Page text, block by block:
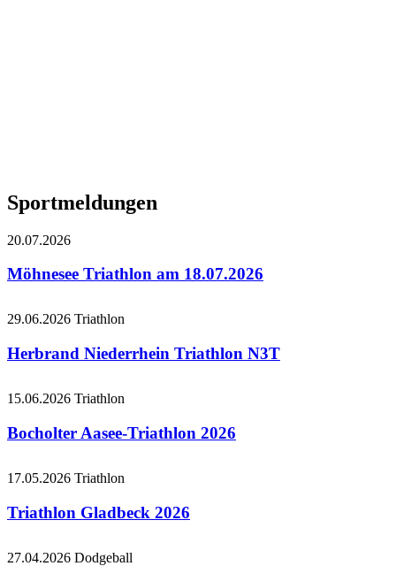
Sportmeldungen
20.07.2026
Möhnesee Triathlon am 18.07.2026
29.06.2026 Triathlon
Herbrand Niederrhein Triathlon N3T
15.06.2026 Triathlon
Bocholter Aasee-Triathlon 2026
17.05.2026 Triathlon
Triathlon Gladbeck 2026
27.04.2026 Dodgeball